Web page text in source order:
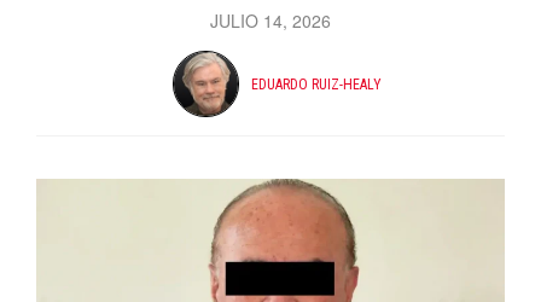
JULIO 14, 2026
EDUARDO RUIZ-HEALY